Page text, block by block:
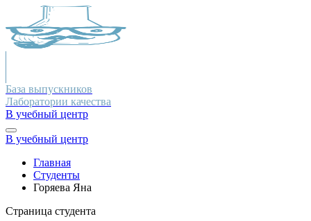
База выпускников
Лаборатории качества
В учебный центр
В учебный центр
Главная
Студенты
Горяева Яна
Страница студента